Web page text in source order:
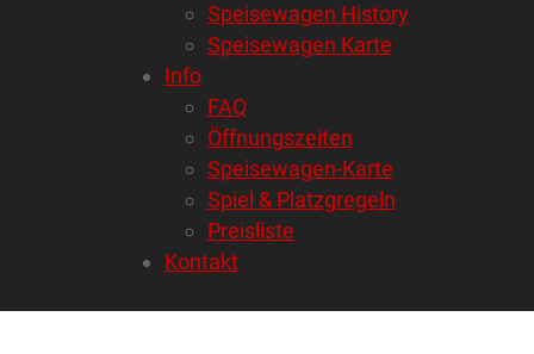
Speisewagen History
Speisewagen Karte
Info
FAQ
Öffnungszeiten
Speisewagen-Karte
Spiel & Platzgregeln
Preisliste
Kontakt